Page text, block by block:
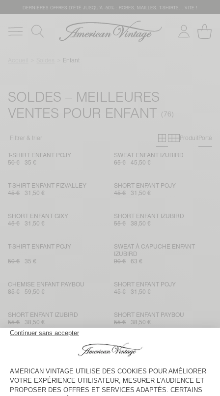
DERNIÈRES OFFRES D'ÉTÊ JUSQU'À -50% : ROBES, MAILLES, T-SHIRTS... VITE !
Enfant
SOLDES – MEILLEURES
VENTES POUR ENFANT
Filtrer & trier Grille
Grille
ProduitPorté
T-SHIRT ENFANT POJY
50 €
35 €
SWEAT ENFANT IZUBIRD
65 €
45,50 €
T-SHIRT ENFANT FIZVALLEY
45 €
31,50 €
SHORT ENFANT POJY
45 €
31,50 €
SHORT ENFANT GIXY
45 €
31,50 €
SHORT ENFANT IZUBIRD
55 €
38,50 €
T-SHIRT ENFANT POJY
50 € 35 €
SWEAT À CAPUCHE ENFANT
IZUBIRD
90 €
63 €
CHEMISE ENFANT PAYBOU
85 €
59,50 €
SHORT ENFANT POJY
45 €
31,50 €
SHORT ENFANT IZUBIRD
55 €
38,50 €
SHORT ENFANT PAYBOU
55 €
38,50 €
JOGGING ENFANT YKOBOW
55 €
38,50 €
SHORT ENFANT LYCAZ
55 €
38,50 €
100 €
70 €